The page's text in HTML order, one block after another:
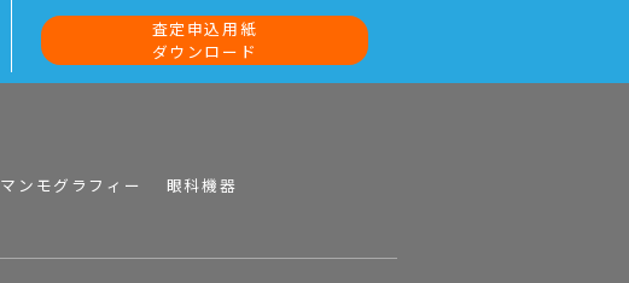
査定申込用紙
ダウンロード
マンモグラフィー
眼科機器